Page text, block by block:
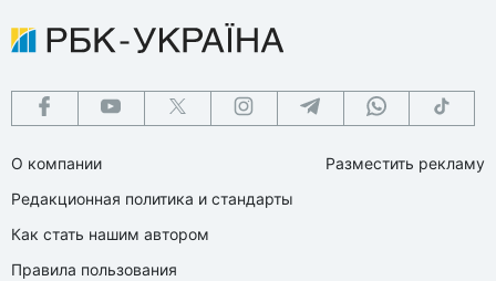
О компании
Редакционная политика и стандарты
Как стать нашим автором
Правила пользования
Разместить рекламу